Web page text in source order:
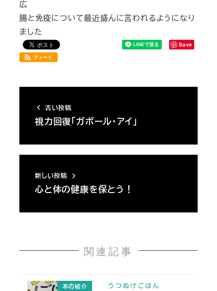
広
腸と免疫について最近盛んに言われるようになり
ました
Save
フィード
古い投稿
視力回復「ガボール・アイ」
新しい投稿
心と体の健康を保とう！
関連記事
本の紹介 うつぬけごはん